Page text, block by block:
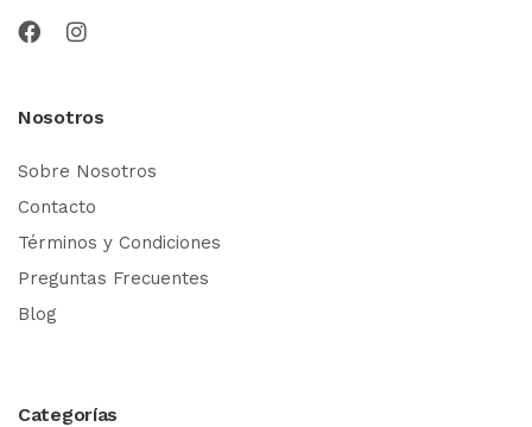
Nosotros
Sobre Nosotros
Contacto
Términos y Condiciones
Preguntas Frecuentes
Blog
Categorías